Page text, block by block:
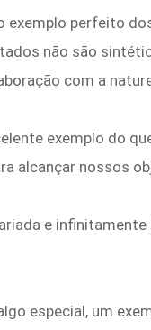
exemplo perfeito
não são
com a
exemplo do
alcançar nossos
e
especial, um